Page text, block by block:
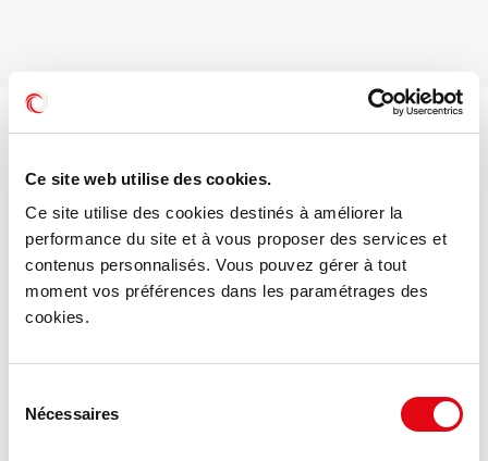
Ce site web utilise des cookies.
Ce site utilise des cookies destinés à améliorer la
performance du site et à vous proposer des services et
contenus personnalisés. Vous pouvez gérer à tout
moment vos préférences dans les paramétrages des
cookies.
Nécessaires
Voir les offres similaires